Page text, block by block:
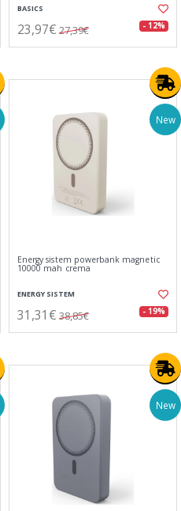
BASICS
23,97€ 27,39€ - 12%
New
Energy sistem powerbank magnetic
10000 mah crema
ENERGY SISTEM
31,31€ 38,85€ - 19%
New